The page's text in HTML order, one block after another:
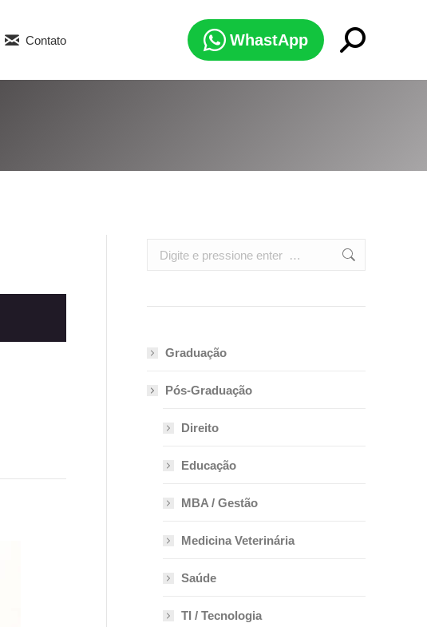
Contato WhastApp Search:
Search:
Graduação
Pós-Graduação
Direito
Educação
MBA / Gestão
Medicina Veterinária
Saúde
TI / Tecnologia